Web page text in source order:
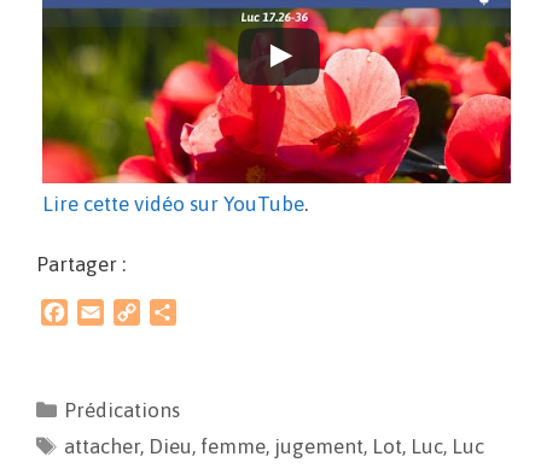
Lire cette vidéo sur YouTube.
Partager :
b
o
l
L
i
a
g
Prédications
attacher, Dieu, femme, jugement, Lot, Luc, Luc